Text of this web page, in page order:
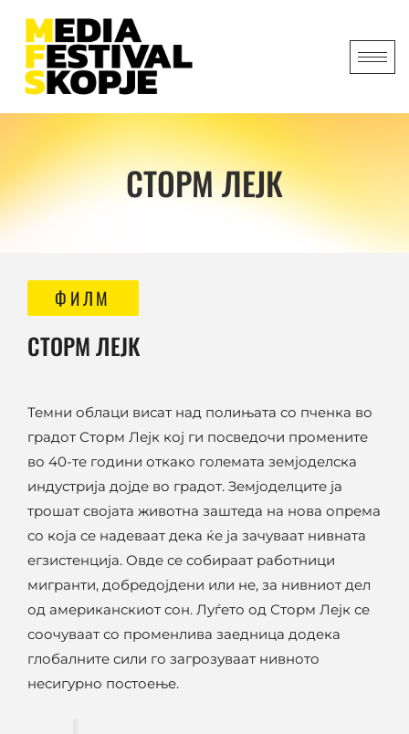
СТОРМ ЛЕЈК
ФИЛМ
СТОРМ ЛЕЈК
Темни облаци висат над полињата со пченка во
градот Сторм Лејк кој ги посведочи промените
во 40-те години откако големата земјоделска
индустрија дојде во градот. Земјоделците ја
трошат својата животна заштеда на нова опрема
со која се надеваат дека ќе ја зачуваат нивната
егзистенција. Овде се собираат работници
мигранти, добредојдени или не, за нивниот дел
од американскиот сон. Луѓето од Сторм Лејк се
соочуваат со променлива заедница додека
глобалните сили го загрозуваат нивното
несигурно постоење.